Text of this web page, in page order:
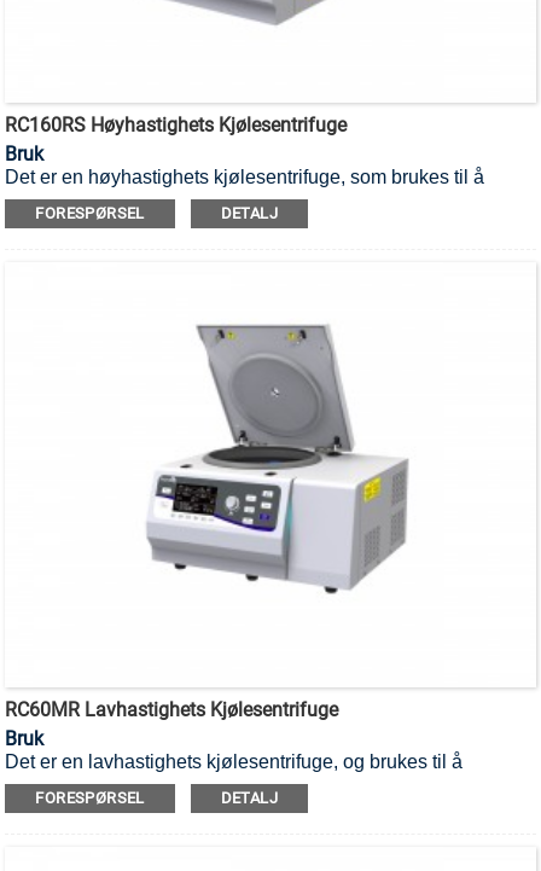
RC160RS Høyhastighets Kjølesentrifuge
Bruk
Det er en høyhastighets kjølesentrifuge, som brukes til å
separere forskjellige komponenter i en blanding.
FORESPØRSEL DETALJ
RC60MR Lavhastighets Kjølesentrifuge
Bruk
Det er en lavhastighets kjølesentrifuge, og brukes til å
separere forskjellige komponenter i en blanding.
FORESPØRSEL DETALJ